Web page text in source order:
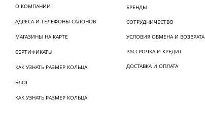
О КОМПАНИИ
АДРЕСА И ТЕЛЕФОНЫ САЛОНОВ
МАГАЗИНЫ НА КАРТЕ
СЕРТИФИКАТЫ
КАК УЗНАТЬ РАЗМЕР КОЛЬЦА
БЛОГ
КАК УЗНАТЬ РАЗМЕР КОЛЬЦА
БРЕНДЫ
СОТРУДНИЧЕСТВО
УСЛОВИЯ ОБМЕНА И ВОЗВРАТА
РАССРОЧКА И КРЕДИТ
ДОСТАВКА И ОПЛАТА